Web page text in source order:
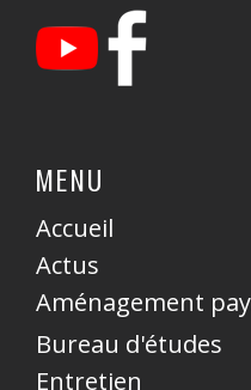
MENU
Accueil
Actus
Aménagement
Bureau d'études
Entretien